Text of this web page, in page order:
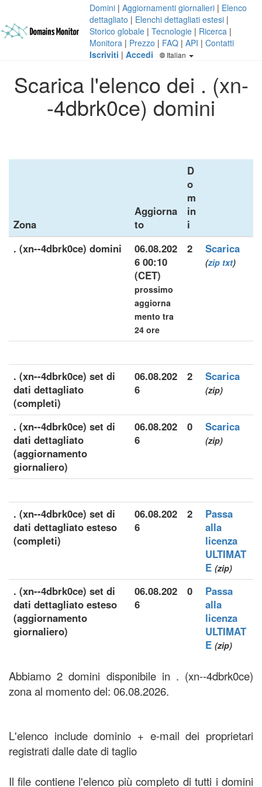
Domini | Aggiornamenti giornalieri | Elenco
dettagliato | Elenchi dettagliati estesi |
Storico globale | Tecnologie | Ricerca |
Monitora | Prezzo | FAQ | API | Contatti
Iscriviti | Accedi Italian
Scarica l'elenco dei . (xn-
-4dbrk0ce) domini
Zona
Aggiorna
to
D
o
m
in
i
. (xn--4dbrk0ce) domini
06.08.202
6 00:10
(CET)
prossimo
aggiorna
mento tra
24 ore
2 Scarica
(zip txt)
. (xn--4dbrk0ce) set di
dati dettagliato
(completi)
06.08.202
6
2 Scarica
(zip)
. (xn--4dbrk0ce) set di
dati dettagliato
(aggiornamento
giornaliero)
06.08.202
6
0 Scarica
(zip)
. (xn--4dbrk0ce) set di
dati dettagliato esteso
(completi)
06.08.202
6
2
Passa
alla
licenza
ULTIMAT
E (zip)
. (xn--4dbrk0ce) set di
dati dettagliato esteso
(aggiornamento
giornaliero)
06.08.202
6
0
Passa
alla
licenza
ULTIMAT
E (zip)
Abbiamo 2 domini disponibile in . (xn--4dbrk0ce)
zona al momento del: 06.08.2026.
L'elenco include dominio + e-mail dei proprietari
registrati dalle date di taglio
Il file contiene l'elenco più completo di tutti i domini